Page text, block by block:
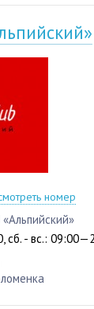
528-80-04
номер
сб. - вс.: